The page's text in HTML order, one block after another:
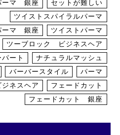
ーマ 銀座
セットが難しい
ツイストスパイラルパーマ
ーマ 銀座
ツイストパーマ
ツーブロック ビジネスヘア
ート
ナチュラルマッシュ
バーバースタイル
パーマ
ジネスヘア
フェードカット
フェードカット 銀座